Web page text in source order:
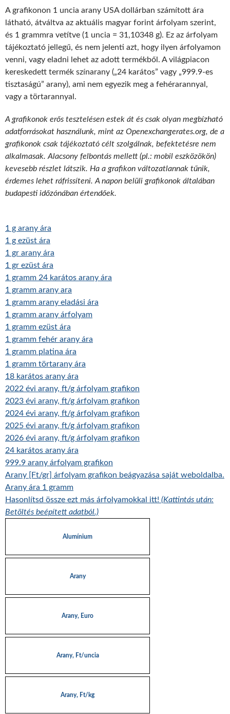
A grafikonon 1 uncia arany USA dollárban számított ára
látható, átváltva az aktuális magyar forint árfolyam szerint,
és 1 grammra vetítve (1 uncia = 31,10348 g). Ez az árfolyam
tájékoztató jellegű, és nem jelenti azt, hogy ilyen árfolyamon
venni, vagy eladni lehet az adott termékből. A világpiacon
kereskedett termék színarany („24 karátos” vagy „999.9-es
tisztaságú” arany), ami nem egyezik meg a fehérarannyal,
vagy a törtarannyal.
A grafikonok erős tesztelésen estek át és csak olyan megbízható
adatforrásokat használunk, mint az Openexchangerates.org, de a
grafikonok csak tájékoztató célt szolgálnak, befektetésre nem
alkalmasak. Alacsony felbontás mellett (pl.: mobil eszközökön)
kevesebb részlet látszik. Ha a grafikon változatlannak tűnik,
érdemes lehet ráfrissíteni. A napon belüli grafikonok általában
budapesti időzónában értendőek.
1 g arany ára
1 g ezüst ára
1 gr arany ára
1 gr ezüst ára
1 gramm 24 karátos arany ára
1 gramm arany ara
1 gramm arany eladási ára
1 gramm arany árfolyam
1 gramm ezüst ára
1 gramm fehér arany ára
1 gramm platina ára
1 gramm törtarany ára
18 karátos arany ára
2022 évi arany, ft/g árfolyam grafikon
2023 évi arany, ft/g árfolyam grafikon
2024 évi arany, ft/g árfolyam grafikon
2025 évi arany, ft/g árfolyam grafikon
2026 évi arany, ft/g árfolyam grafikon
24 karátos arany ára
999.9 arany árfolyam grafikon
Arany [Ft/gr] árfolyam grafikon beágyazása saját weboldalba.
Arany ára 1 gramm
Hasonlítsd össze ezt más árfolyamokkal itt! (Kattintás után:
Betöltés beépített adatból.)
Alumínium
Arany
Arany, Euro
Arany, Ft/uncia
Arany, Ft/kg